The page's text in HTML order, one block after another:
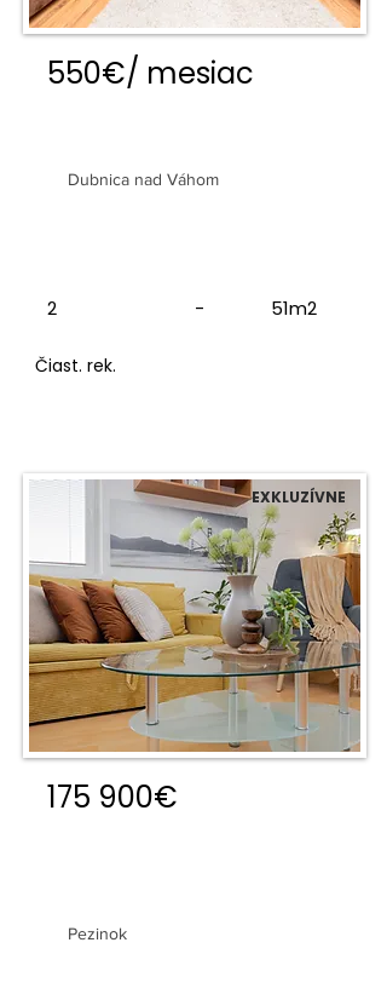
550€/ mesiac
Dubnica nad Váhom
2 - 51m2
Čiast. rek.
EXKLUZÍVNE
175 900€
Pezinok